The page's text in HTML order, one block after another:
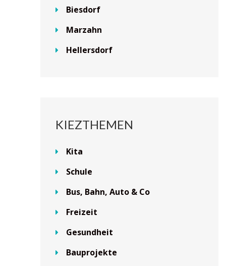
Biesdorf
Marzahn
Hellersdorf
KIEZTHEMEN
Kita
Schule
Bus, Bahn, Auto & Co
Freizeit
Gesundheit
Bauprojekte